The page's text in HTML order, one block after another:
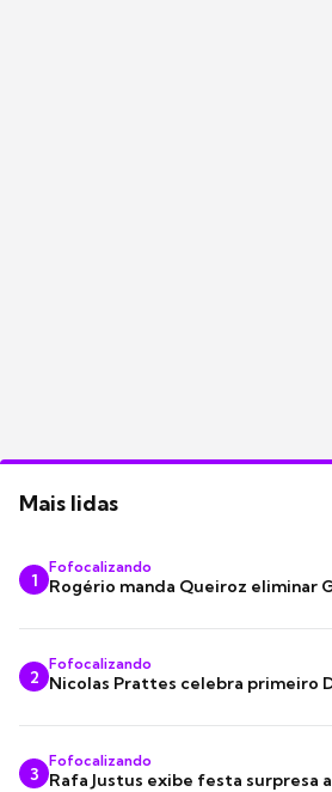
Mais lidas
1
Fofocalizando
Rogério manda Queiroz eliminar
2
Fofocalizando
Nicolas Prattes celebra primeiro
3
Fofocalizando
Rafa Justus exibe festa surpresa